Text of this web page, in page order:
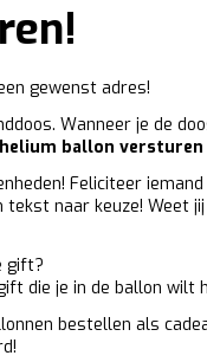
gewenst adres!
Wanneer je de
helium ballon versturen
Feliciteer
naar keuze! Weet
gift?
die je in de ballon wilt
bestellen als